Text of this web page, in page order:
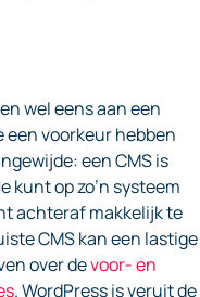
wel eens aan een
een voorkeur hebben
een CMS is
kunt op zo’n systeem
achteraf makkelijk te
CMS kan een lastige
over devoor- en
. WordPress is veruit de